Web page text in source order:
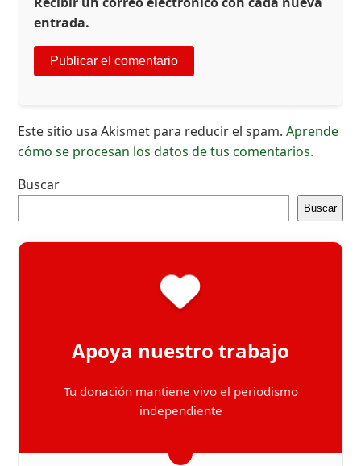
entrada.
Este sitio usa Akismet para reducir el spam.Aprende
cómo se procesan los datos de tus comentarios.
Buscar
Buscar
Apoya nuestro trabajo
Tu donación mantiene vivo el periodismo
independiente